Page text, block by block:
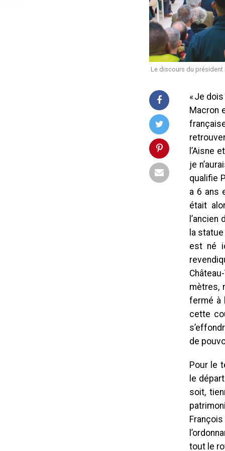
Le discours du président
« Je
Macron
l’Aisne
je
qualifie
a 6 ans
était
la
est né
mètres,
fermé à
cette
de
Pour le
le
soit,
tout le